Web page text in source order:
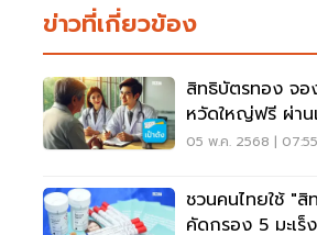
ข่าวที่เกี่ยวข้อง
สิทธิบัตรทอง จอ
หวัดใหญ่ฟรี ผ่าน
05 พ.ค. 2568 |
ชวนคนไทยใช้ "
คัดกรอง 5 มะเร็